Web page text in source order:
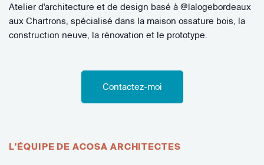
Atelier d'architecture et de design basé à @lalogebordeaux
aux Chartrons, spécialisé dans la maison ossature bois, la
construction neuve, la rénovation et le prototype.
Contactez-moi
L'ÉQUIPE DE ACOSA ARCHITECTES